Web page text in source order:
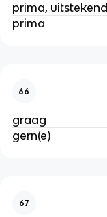
prima, uitstekend
prima
66
graag
gern(e)
67